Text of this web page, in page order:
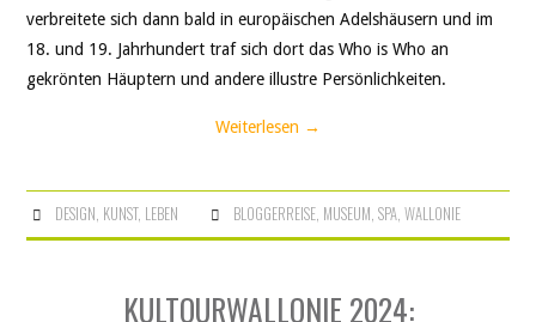
verbreitete sich dann bald in europäischen Adelshäusern und im
18. und 19. Jahrhundert traf sich dort das Who is Who an
gekrönten Häuptern und andere illustre Persönlichkeiten.
Weiterlesen →
DESIGN, KUNST, LEBEN BLOGGERREISE, MUSEUM, SPA, WALLONIE
KULTOURWALLONIE 2024: